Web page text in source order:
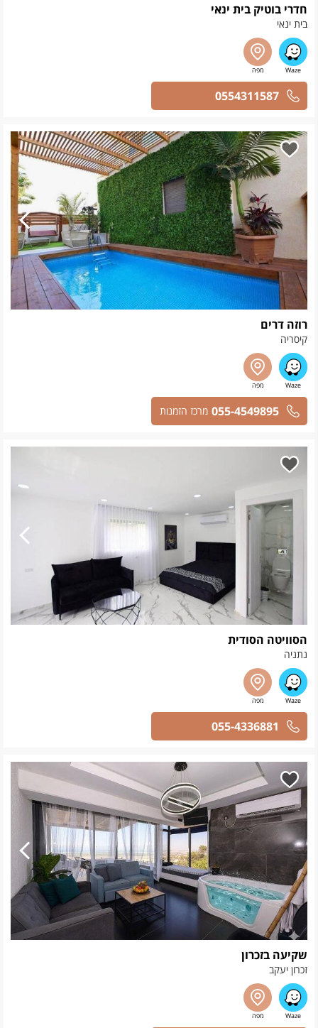
חדרי בוטיק בית ינאי
בית ינאי
0554311587
רוזה דרים
קיסריה
055-4549895 מרכז הזמנות
הסוויטה הסודית
נתניה
055-4336881
שקיעה בזכרון
זכרון יעקב